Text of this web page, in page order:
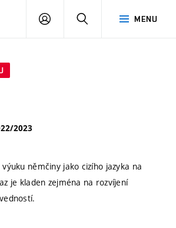
MENU
PŘIHLÁSIT
2023
němčiny jako cizího jazyka na
je kladen zejména na rozvíjení